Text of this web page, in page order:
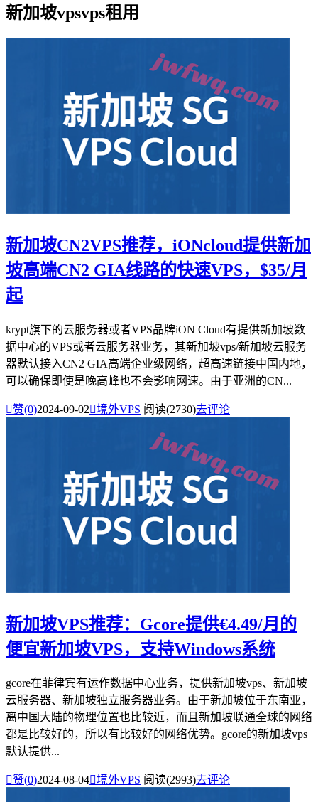
新加坡vpsvps租用
新加坡CN2VPS推荐，iONcloud提供新加
坡高端CN2 GIA线路的快速VPS，$35/月
起
krypt旗下的云服务器或者VPS品牌iON Cloud有提供新加坡数
据中心的VPS或者云服务器业务，其新加坡vps/新加坡云服务
器默认接入CN2 GIA高端企业级网络，超高速链接中国内地，
可以确保即使是晚高峰也不会影响网速。由于亚洲的CN...
赞(0)2024-09-02境外VPS 阅读(2730)去评论
新加坡VPS推荐：Gcore提供€4.49/月的
便宜新加坡VPS，支持Windows系统
gcore在菲律宾有运作数据中心业务，提供新加坡vps、新加坡
云服务器、新加坡独立服务器业务。由于新加坡位于东南亚，
离中国大陆的物理位置也比较近，而且新加坡联通全球的网络
都是比较好的，所以有比较好的网络优势。gcore的新加坡vps
默认提供...
赞(0)2024-08-04境外VPS 阅读(2993)去评论